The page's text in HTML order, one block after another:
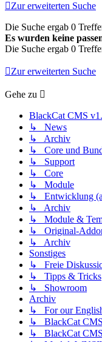
Zur erweiterten Suche
Die Suche ergab 0
Es wurden keine
Die Suche ergab 0
Zur erweiterten Suche
Gehe zu
BlackCat CMS
↳ News
↳ Archiv
↳ Core und
↳ Support
↳ Core
↳ Module
↳ Entwicklung
↳ Archiv
↳ Module &
↳ Original-
↳ Archiv
Sonstiges
↳ Freie
↳ Tipps & Tricks
↳ Showroom
Archiv
↳ For our
↳ BlackCat
↳ BlackCat